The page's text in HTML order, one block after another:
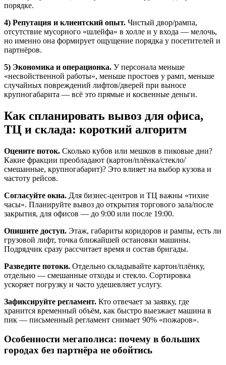
порядке.
4) Репутация и клиентский опыт. Чистый двор/рампа,
отсутствие мусорного «шлейфа» в холле и у входа — мелочь,
но именно она формирует ощущение порядка у посетителей и
партнёров.
5) Экономика и операционка. У персонала меньше
«несвойственной работы», меньше простоев у рамп, меньше
случайных повреждений лифтов/дверей при выносе
крупногабарита — всё это прямые и косвенные деньги.
Как спланировать вывоз для офиса,
ТЦ и склада: короткий алгоритм
Оцените поток. Сколько кубов или мешков в пиковые дни?
Какие фракции преобладают (картон/плёнка/стекло/
смешанные, крупногабарит)? Это влияет на выбор кузова и
частоту рейсов.
Согласуйте окна. Для бизнес-центров и ТЦ важны «тихие
часы». Планируйте вывоз до открытия торгового зала/после
закрытия, для офисов — до 9:00 или после 19:00.
Опишите доступ. Этаж, габариты коридоров и рампы, есть ли
грузовой лифт, точка ближайшей остановки машины.
Подрядчик сразу рассчитает время и состав бригады.
Разведите потоки. Отдельно складывайте картон/плёнку,
отдельно — смешанные отходы и стекло. Сортировка
ускоряет погрузку и часто удешевляет услугу.
Зафиксируйте регламент. Кто отвечает за заявку, где
хранится временный объём, как быстро выезжает машина в
пик — письменный регламент снимает 90% «пожаров».
Особенности мегаполиса: почему в больших
городах без партнёра не обойтись